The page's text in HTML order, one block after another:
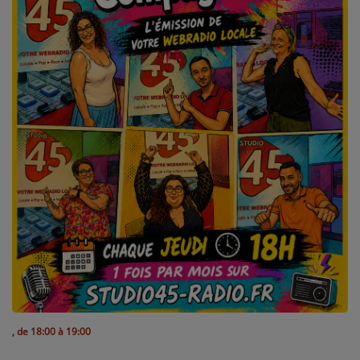
L'ÉNERGIE DES 9 ÉTOILES
MIXTAPE ADDICT RADIO SHOW
"SI ON CHANTAIT", L'ÉMISSION
SONS 2 DARONS
La Radio
EQUIPE
PODCASTS
INTERVIEW
Musique
, de 18:00 à 19:00